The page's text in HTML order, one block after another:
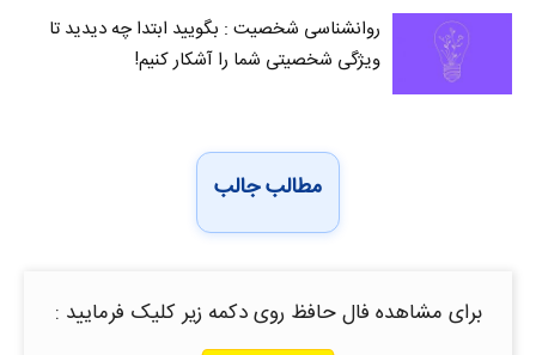
روانشناسی شخصیت : بگویید ابتدا چه دیدید تا
ویژگی شخصیتی شما را آشکار کنیم!
مطالب جالب
برای مشاهده فال حافظ روی دکمه زیر کلیک فرمایید :